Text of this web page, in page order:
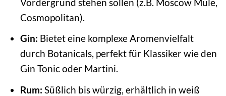
Cosmopolitan).
Gin: Bietet eine komplexe Aromenvielfalt
durch Botanicals, perfekt für Klassiker wie den
Gin Tonic oder Martini.
Rum: Süßlich bis würzig, erhältlich in weiß